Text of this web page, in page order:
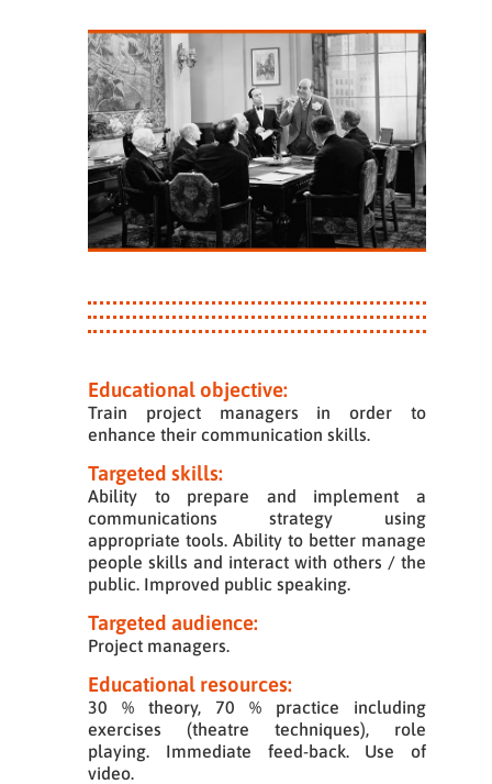
Educational objective:
Train project managers in order to
enhance their communication skills.
Targeted skills:
Ability to prepare and implement a
communications strategy using
appropriate tools. Ability to better manage
people skills and interact with others / the
public. Improved public speaking.
Targeted audience:
Project managers.
Educational resources:
30 % theory, 70 % practice including
exercises (theatre techniques), role
playing. Immediate feed-back. Use of
video.